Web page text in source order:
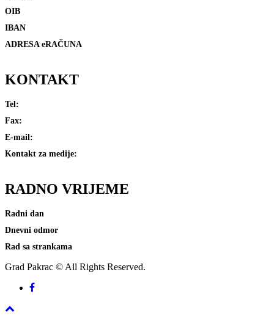
OIB
IBAN
ADRESA eRAČUNA
KONTAKT
Tel:
Fax:
E-mail:
Kontakt za medije:
RADNO VRIJEME
Radni dan
Dnevni odmor
Rad sa strankama
Grad Pakrac © All Rights Reserved.
Facebook